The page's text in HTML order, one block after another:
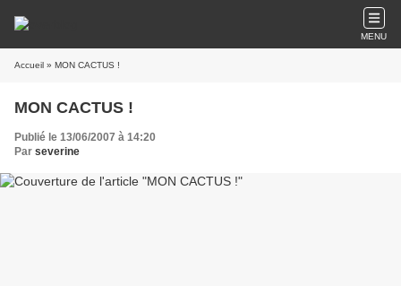
MENU
Accueil » MON CACTUS !
MON CACTUS !
Publié le 13/06/2007 à 14:20
Par severine